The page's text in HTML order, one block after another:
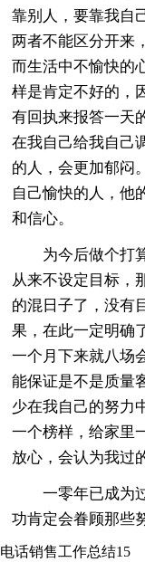
靠别人，要靠我自
两者不能区分开来
而生活中不愉快的
样是肯定不好的，
有回执来报答一天
在我自己给我自己
的人，会更加郁闷
自己愉快的人，他
和信心。
为今后做个打
从来不设定目标，
的混日子了，没有
果，在此一定明确
一个月下来就八场
能保证是不是质量
少在我自己的努力
一个榜样，给家里
放心，会认为我过
一零年已成为
功肯定会眷顾那些
电话销售工作总结15